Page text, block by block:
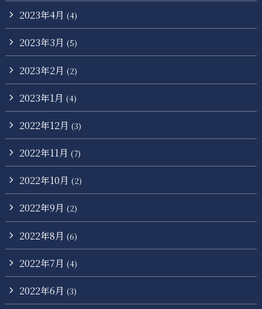
2023年4月 (4)
2023年3月 (5)
2023年2月 (2)
2023年1月 (4)
2022年12月 (3)
2022年11月 (7)
2022年10月 (2)
2022年9月 (2)
2022年8月 (6)
2022年7月 (4)
2022年6月 (3)